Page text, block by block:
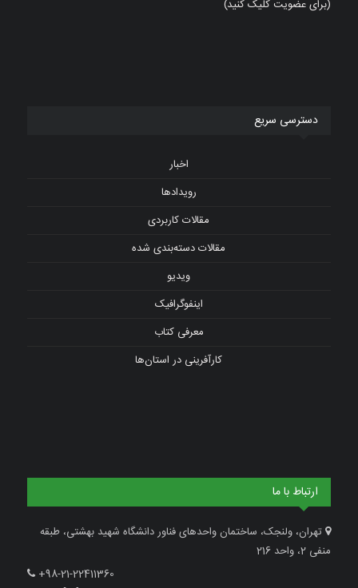
(برای عضویت کلیک کنید)
دسترسی سریع
اخبار
رویدادها
مقالات کاربردی
مقالات دسته‌بندی شده
ویدیو
اینفوگرافیک
معرفی کتاب
کارآفرینی در استان‌ها
ارتباط با ما
تهران، ولنجک، ساختمان واحدهای فناور دانشگاه شهید بهشتی، طبقه
منفی 2، واحد 216
+98-21-22411360